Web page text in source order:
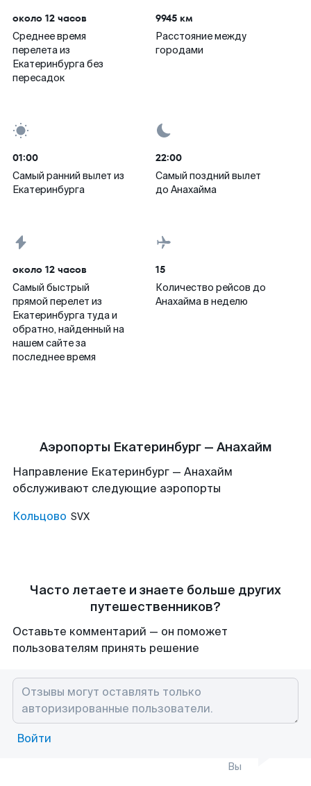
около 12 часов
Среднее время
перелета из
Екатеринбурга без
пересадок
9945 км
Расстояние между
городами
01:00
Самый ранний вылет из
Екатеринбурга
22:00
Самый поздний вылет
до Анахайма
около 12 часов
Самый быстрый
прямой перелет из
Екатеринбурга туда и
обратно, найденный на
нашем сайте за
последнее время
15
Количество рейсов до
Анахайма в неделю
Аэропорты Екатеринбург — Анахайм
Направление Екатеринбург — Анахайм
обслуживают следующие аэропорты
Кольцово SVX
Часто летаете и знаете больше других
путешественников?
Оставьте комментарий — он поможет
пользователям принять решение
Войти
Вы